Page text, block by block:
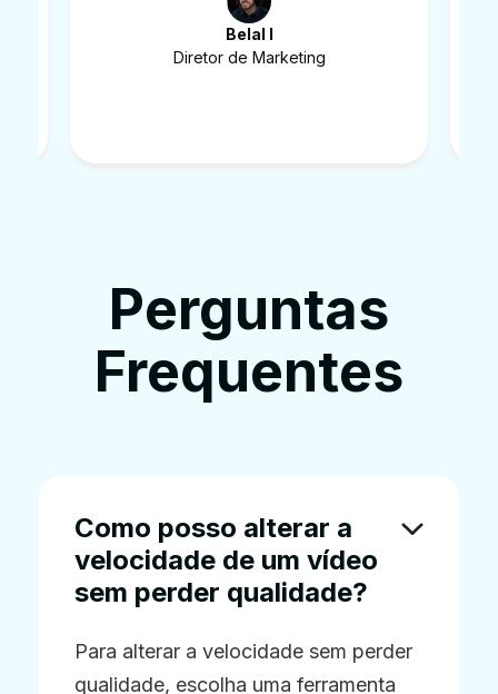
Harmanpreet K
Marketing
Perguntas
Frequentes
Como posso alterar a
velocidade de um vídeo
sem perder qualidade?
Para alterar a velocidade sem perder
qualidade, escolha uma ferramenta